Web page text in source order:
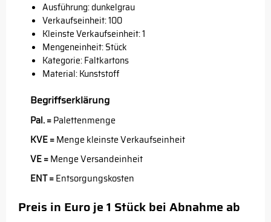
Ausführung: dunkelgrau
Verkaufseinheit: 100
Kleinste Verkaufseinheit: 1
Mengeneinheit: Stück
Kategorie: Faltkartons
Material: Kunststoff
Begriffserklärung
Pal. =Palettenmenge
KVE =Menge kleinste Verkaufseinheit
VE =Menge Versandeinheit
ENT =Entsorgungskosten
Preis in Euro je 1 Stück bei Abnahme ab